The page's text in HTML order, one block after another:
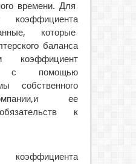
времени. Для
коэффициента
которые
баланса
коэффициент
с помощью
собственного
ее
к